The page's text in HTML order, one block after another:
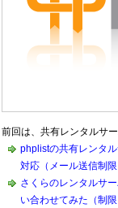
前回は、共有レンタルサ
phplistの共有レンタ
対応（メール送信制限
さくらのレンタルサ
い合わせてみた（制